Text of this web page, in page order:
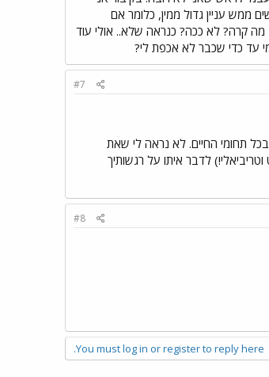
עניין גדול ממין, כלומר אם
קרה? לא ככה? כנראה שלא.. אולי עוד
עד כדי שכבר לא אכפת לי?
#7
תחומי החיים. לא נראה לי שאת
לדבר איתו על רגשותיך
#8
You must log in or register to reply here.